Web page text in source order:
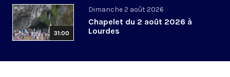
31:00
Dimanche 2 août 2026
Chapelet du 2 août 2026 à
Lourdes